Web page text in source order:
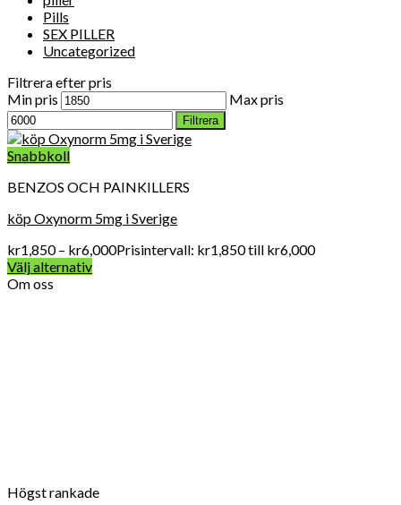
Pills
SEX PILLER
Uncategorized
Filtrera efter pris
Min pris
Max pris
Filtrera
Snabbkoll
BENZOS OCH PAINKILLERS
köp Oxynorm 5mg i Sverige
kr1,850 – kr6,000Prisintervall: kr1,850 till kr6,000
Välj alternativ
Om oss
Högst rankade